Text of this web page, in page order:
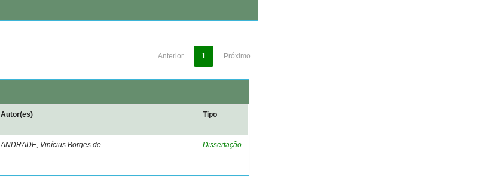
Anterior 1 Próximo
Autor(es) Tipo
ANDRADE, Vinícius Borges de Dissertação